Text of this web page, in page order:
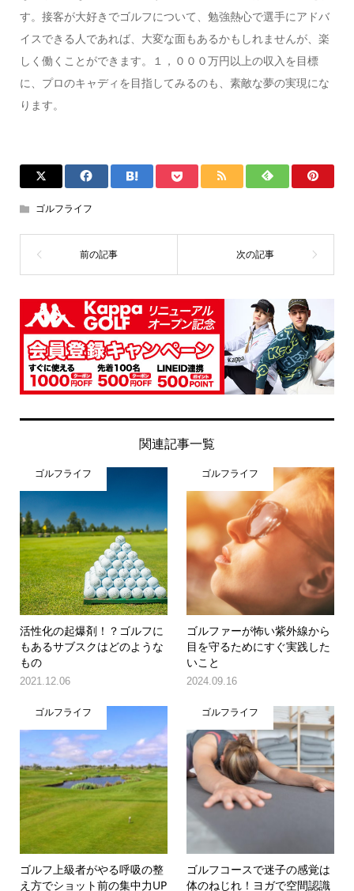
す。接客が大好きでゴルフについて、勉強熱心で選手にアドバ
イスできる人であれば、大変な面もあるかもしれませんが、楽
しく働くことができます。１，０００万円以上の収入を目標
に、プロのキャディを目指してみるのも、素敵な夢の実現にな
ります。
ゴルフライフ
関連記事一覧
ゴルフライフ
活性化の起爆剤！？ゴルフに
もあるサブスクはどのような
もの
2021.12.06
ゴルフライフ
ゴルファーが怖い紫外線から
目を守るためにすぐ実践した
いこと
2024.09.16
ゴルフライフ
ゴルフ上級者がやる呼吸の整
え方でショット前の集中力UP
ゴルフライフ
ゴルフコースで迷子の感覚は
体のねじれ！ヨガで空間認識